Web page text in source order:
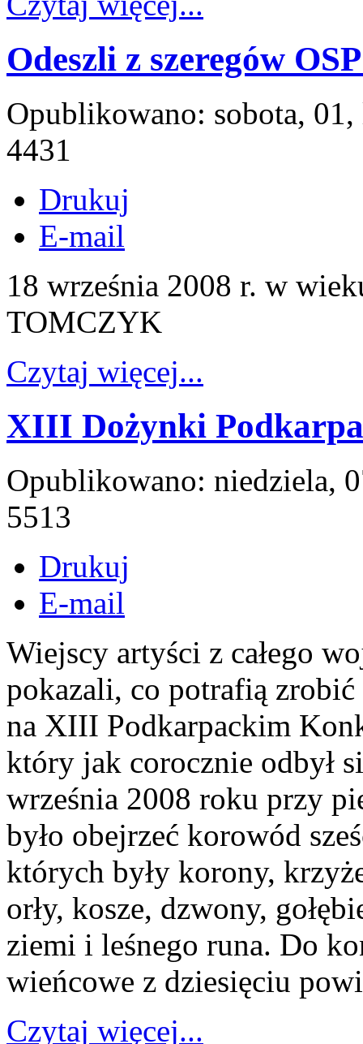
Odeszli z szeregów
Opublikowano: sobota,
4431
Drukuj
E-mail
18 września 2008 r. w
TOMCZYK
Czytaj więcej...
XIII Dożynki
Opublikowano: niedziela,
5513
Drukuj
E-mail
Wiejscy artyści z całego
pokazali, co potrafią
na XIII Podkarpackim
który jak corocznie odbył
września 2008 roku przy
było obejrzeć korowód
których były korony,
orły, kosze, dzwony,
ziemi i leśnego runa. Do
wieńcowe z dziesięciu
Czytaj więcej...